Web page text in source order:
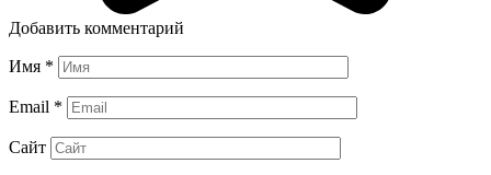
Добавить комментарий
Имя *
Email *
Сайт